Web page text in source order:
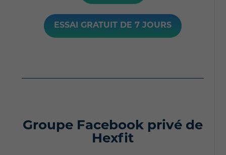
ESSAI GRATUIT DE 7 JOURS
Groupe Facebook privé de
Hexfit